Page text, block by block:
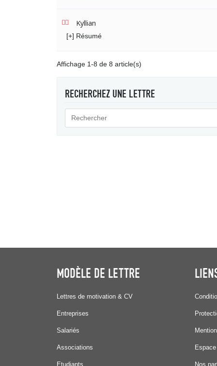
Kyllian
[+] Résumé
Affichage 1-8 de 8 article(s)
RECHERCHEZ UNE LETTRE
MODÈLE DE LETTRE
Lettres de motivation & CV
Entreprises
Salariés
Associations
Etudiants Nos